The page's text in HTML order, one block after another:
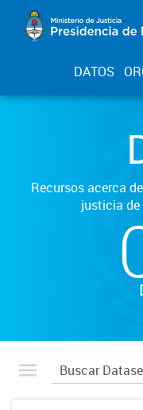
DATOS
Recursos acerca
justicia de